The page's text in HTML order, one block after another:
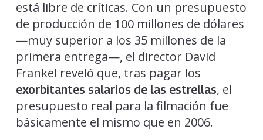
está libre de críticas. Con un presupuesto
de producción de 100 millones de dólares
—muy superior a los 35 millones de la
primera entrega—, el director David
Frankel reveló que, tras pagar los
exorbitantes salarios de las estrellas, el
presupuesto real para la filmación fue
básicamente el mismo que en 2006.